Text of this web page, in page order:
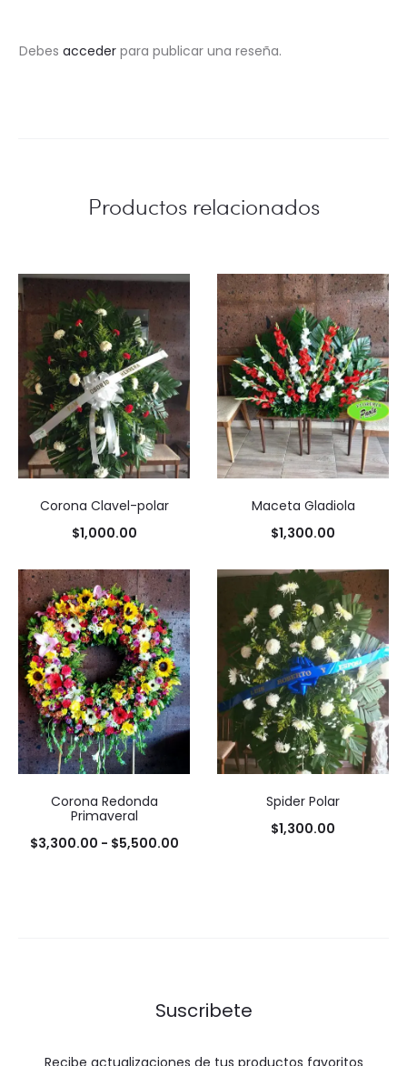
o
e
s
Debes acceder para publicar una reseña.
Productos relacionados
Corona Clavel-polar
$1,000.00
Maceta Gladiola
$1,300.00
Corona Redonda
Primaveral
$3,300.00 - $5,500.00Rango
$5,500.00
Spider Polar
$1,300.00
Suscribete